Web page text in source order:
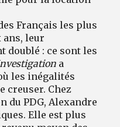
Français les plus
ans, leur
doublé : ce sont les
a
les inégalités
creuser. Chez
du PDG, Alexandre
Elle est plus